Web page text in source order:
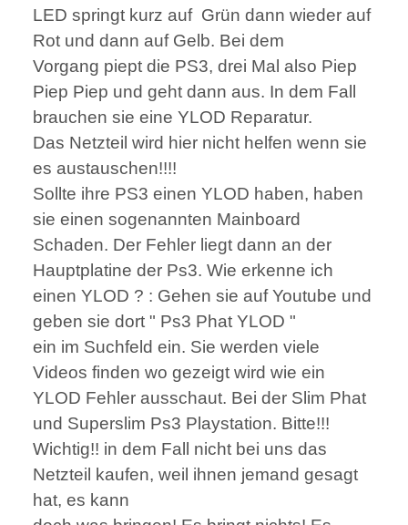
LED springt kurz auf Grün dann wieder auf
Rot und dann auf Gelb. Bei dem
Vorgang piept die PS3, drei Mal also Piep
Piep Piep und geht dann aus. In dem Fall
brauchen sie eine YLOD Reparatur.
Das Netzteil wird hier nicht helfen wenn sie
es austauschen!!!!
Sollte ihre PS3 einen YLOD haben, haben
sie einen sogenannten Mainboard
Schaden. Der Fehler liegt dann an der
Hauptplatine der Ps3. Wie erkenne ich
einen YLOD ? : Gehen sie auf Youtube und
geben sie dort " Ps3 Phat YLOD "
ein im Suchfeld ein. Sie werden viele
Videos finden wo gezeigt wird wie ein
YLOD Fehler ausschaut. Bei der Slim Phat
und Superslim Ps3 Playstation. Bitte!!!
Wichtig!! in dem Fall nicht bei uns das
Netzteil kaufen, weil ihnen jemand gesagt
hat, es kann